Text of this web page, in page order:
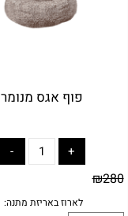
פוף אגס מנומר
₪280